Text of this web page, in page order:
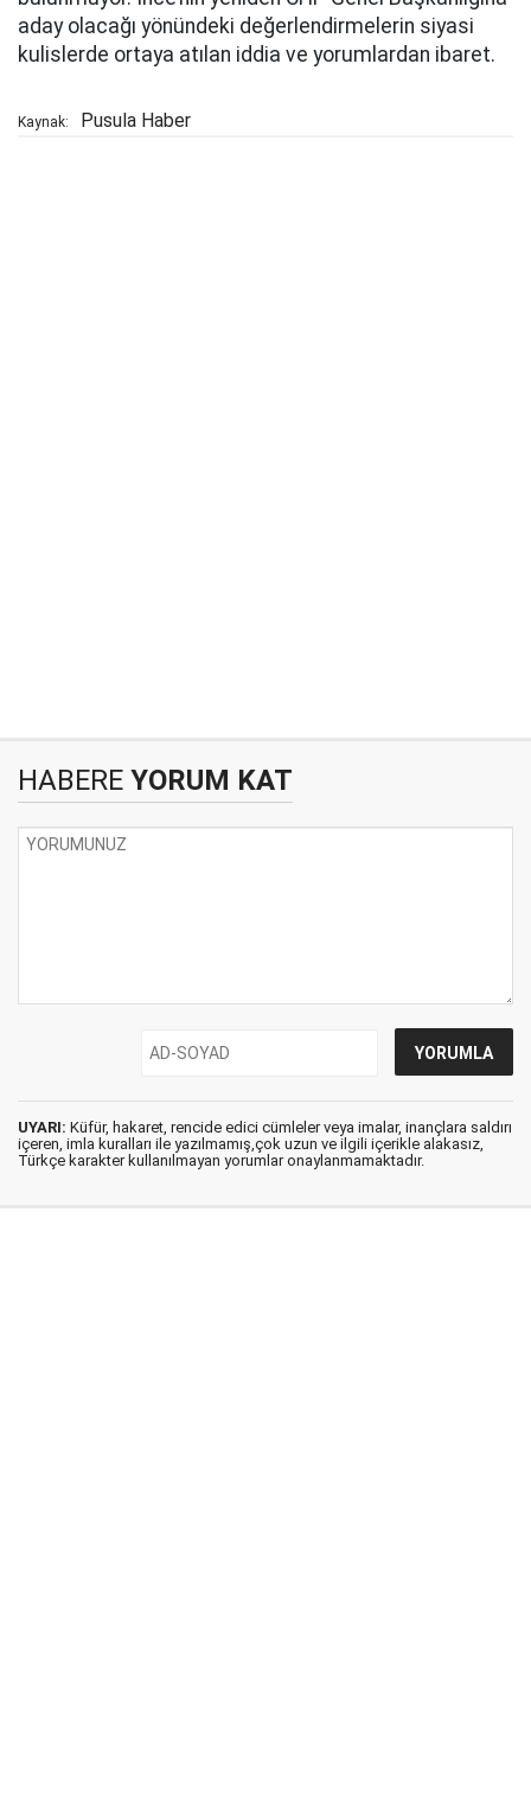
aday olacağı yönündeki değerlendirmelerin siyasi
kulislerde ortaya atılan iddia ve yorumlardan ibaret.
Kaynak: Pusula Haber
HABERE YORUM KAT
UYARI: Küfür, hakaret, rencide edici cümleler veya imalar, inançlara saldırı
içeren, imla kuralları ile yazılmamış,çok uzun ve ilgili içerikle alakasız,
Türkçe karakter kullanılmayan yorumlar onaylanmamaktadır.